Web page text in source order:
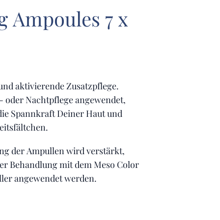
Ampoules 7 x
aktivierende Zusatzpflege.
oder Nachtpflege angewendet,
Spannkraft Deiner Haut und
der Ampullen wird verstärkt,
Behandlung mit dem Meso Color
angewendet werden.